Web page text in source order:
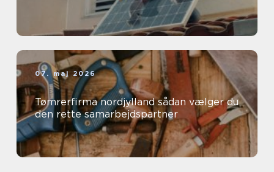
07. maj 2026
Tømrerfirma nordjylland sådan vælger du
den rette samarbejdspartner